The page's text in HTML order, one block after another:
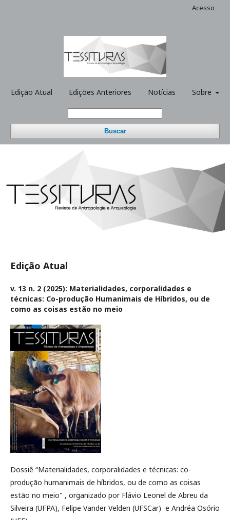
Edição Atual Edições Anteriores Notícias Sobre
Buscar
Acesso
Edição Atual
v. 13 n. 2 (2025): Materialidades, corporalidades e
técnicas: Co-produção Humanimais de Híbridos, ou de
como as coisas estão no meio
Dossiê “Materialidades, corporalidades e técnicas: co-
produção humanimais de híbridos, ou de como as coisas
estão no meio" , organizado por Flávio Leonel de Abreu da
Silveira (UFPA), Felipe Vander Velden (UFSCar) e Andréa Osório